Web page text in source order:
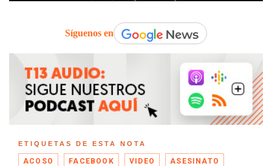
Síguenos en
ETIQUETAS DE ESTA NOTA
ACOSO FACEBOOK VIDEO ASESINATO